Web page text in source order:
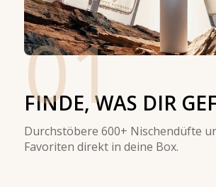
01
FINDE, WAS DIR
Durchstöbere 600+ Nischendüfte
Favoriten direkt in deine Box.